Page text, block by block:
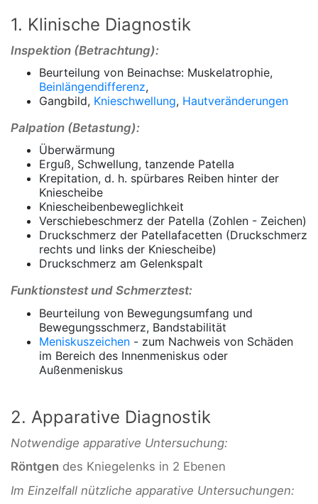
1. Klinische Diagnostik
Inspektion (Betrachtung):
Beurteilung von Beinachse: Muskelatrophie,
Beinlängendifferenz,
Gangbild, Knieschwellung, Hautveränderungen
Palpation (Betastung):
Überwärmung
Erguß, Schwellung, tanzende Patella
Krepitation, d. h. spürbares Reiben hinter der
Kniescheibe
Kniescheibenbeweglichkeit
Verschiebeschmerz der Patella (Zohlen - Zeichen)
Druckschmerz der Patellafacetten (Druckschmerz
rechts und links der Kniescheibe)
Druckschmerz am Gelenkspalt
Funktionstest und Schmerztest:
Beurteilung von Bewegungsumfang und
Bewegungsschmerz, Bandstabilität
Meniskuszeichen - zum Nachweis von Schäden
im Bereich des Innenmeniskus oder
Außenmeniskus
2. Apparative Diagnostik
Notwendige apparative Untersuchung:
Röntgen des Kniegelenks in 2 Ebenen
Im Einzelfall nützliche apparative Untersuchungen: